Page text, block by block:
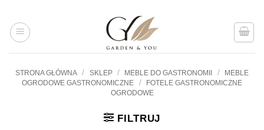
treści
STRONA GŁÓWNA / SKLEP / MEBLE DO GASTRONOMII /
MEBLE
OGRODOWE GASTRONOMICZNE
/
FOTELE GASTRONOMICZNE
OGRODOWE
FILTRUJ